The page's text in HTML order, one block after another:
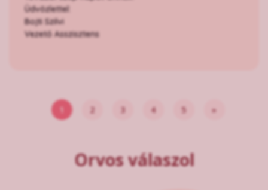
Orvos válaszol
Üdvözlettel:
Bojti Szilvi
Vezető Asszisztens
1 2 3 4 5 »